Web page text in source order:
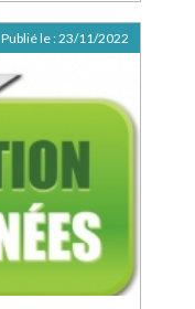
Publié le :23/11/2022